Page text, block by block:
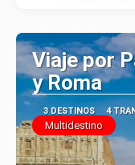
Viaje por
y Roma
3 DESTINOS 4
Multidestino